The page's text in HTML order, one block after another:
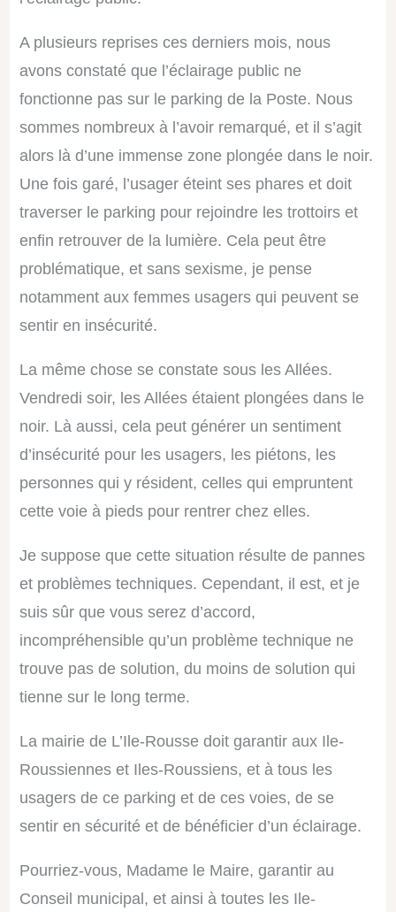
les entrées de ville, l’hyper centre, le quartier Est, le quartier Sud et le quartier de Vaitanacce.
2.TRANSFERT DE LA COMPÉTENCE “ETUDE, AMÉNAGEMENT, MISE EN ŒUVRE,
PORTAGE ET MISE EN ŒUVRE D’UNE UNITÉ DE RESTAURATION TERRITORIALE
FAVORISANT LES CIRCUITS-COURTS ET L’AUTONOMIE ALIMENTAIRE DU TERRITOIRE”
A l’occasion du conseil communautaire du 11 octobre 2023, la Communauté
de communes L’Ile-Rousse-Balagne a voté le transfert en sa faveur de la
s’agit simplement pour la Commune de voter également ce transfert,
devront le faire l’ensemble des 22 Communes,afin qu’il puisse être acté
A plusieurs reprises ces derniers mois, nous
avons constaté que l’éclairage public ne
fonctionne pas sur le parking de la Poste. Nous
sommes nombreux à l’avoir remarqué, et il s’agit
alors là d’une immense zone plongée dans le noir.
Une fois garé, l’usager éteint ses phares et doit
traverser le parking pour rejoindre les trottoirs et
enfin retrouver de la lumière. Cela peut être
problématique, et sans sexisme, je pense
notamment aux femmes usagers qui peuvent se
sentir en insécurité.
La même chose se constate sous les Allées.
Vendredi soir, les Allées étaient plongées dans le
noir. Là aussi, cela peut générer un sentiment
d’insécurité pour les usagers, les piétons, les
personnes qui y résident, celles qui empruntent
cette voie à pieds pour rentrer chez elles.
Je suppose que cette situation résulte de pannes
et problèmes techniques. Cependant, il est, et je
suis sûr que vous serez d’accord,
incompréhensible qu’un problème technique ne
trouve pas de solution, du moins de solution qui
tiennesur le long terme.
La mairie de L’Ile-Rousse doit garantir aux I le-
Roussiennes et I les-Roussiens, et à tous les
usagers de ce parking et de ces voies, de se
sentir en sécurité et de bénéficier d’un éclairage.
Pourriez-vous, Madame le Maire, garantir au
Conseil municipal, et ainsi à toutes les Il e-